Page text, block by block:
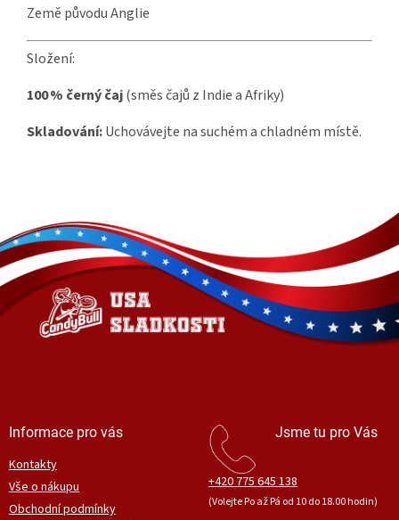
Země původu Anglie
Složení:
100 % černý čaj(směs čajů z Indie a Afriky)
Skladování:Uchovávejte na suchém a chladném místě.
á
p
a
í
Informace pro vás
Kontakty
Vše o nákupu
Obchodní podmínky
Jsme tu pro Vás
+420 775 645 138
(Volejte Po až Pá od 10 do 18.00 hodin)